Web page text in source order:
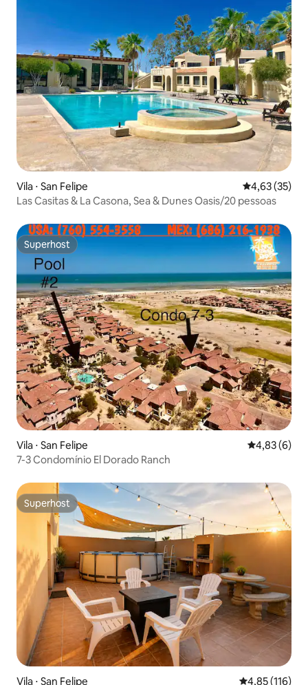
Vila ⋅ San Felipe 4,63 de uma
4,63 (35)
Las Casitas & La Casona, Sea & Dunes Oasis/20 pessoas
Superhost
Superhost
Vila ⋅ San Felipe 4,83 de uma
4,83 (6)
7-3 Condomínio El Dorado Ranch
Superhost
Superhost
Vila ⋅ San Felipe 4,85 de uma
4,85 (116)